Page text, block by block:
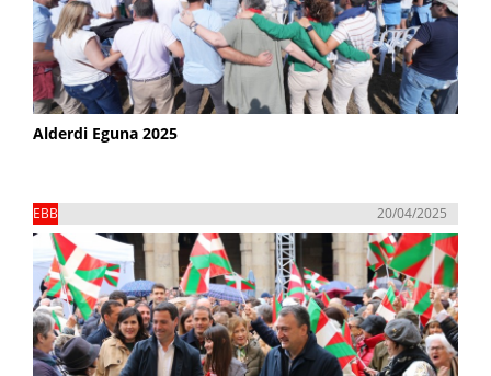
Alderdi Eguna 2025
EBB 20/04/2025